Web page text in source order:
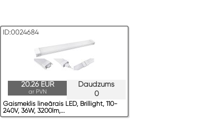
ID:0024684
Daudzums
0
20.26 EUR
ar PVN
Gaismeklis lineārais LED, Brillight, 110-
240V, 36W, 3200lm,...